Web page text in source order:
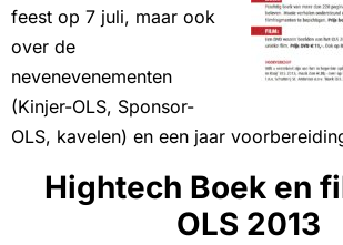
feest op 7 juli, maar ook
over de
nevenevenementen
(Kinjer-OLS, Sponsor-
OLS, kavelen) en een jaar
Hightech Boek en
OLS 2013